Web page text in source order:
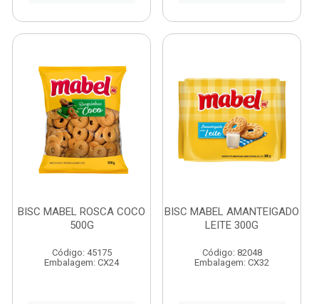
BISC MABEL ROSCA COCO
500G
Código: 45175
Embalagem: CX24
BISC MABEL AMANTEIGADO
LEITE 300G
Código: 82048
Embalagem: CX32